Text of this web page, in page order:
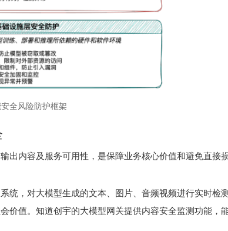
全风险防护框架
出内容及服务可用性，是保障业务核心价值和避免直接
统，对大模型生成的文本、图片、音频视频进行实时检
价值。知道创宇的大模型网关提供内容安全监测功能，